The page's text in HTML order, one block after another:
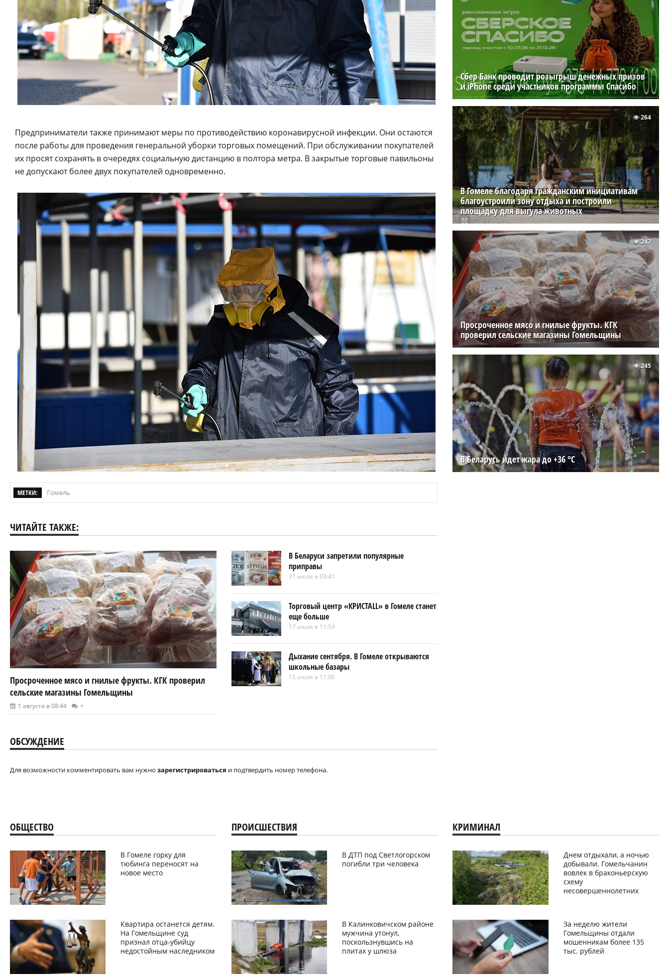
Предприниматели также принимают меры по противодействию коронавирусной инфекции. Они остаются
после работы для проведения генеральной уборки торговых помещений. При обслуживании покупателей
их просят сохранять в очередях социальную дистанцию в полтора метра. В закрытые торговые павильоны
не допускают более двух покупателей одновременно.
МЕТКИ: Гомель
ЧИТАЙТЕ ТАКЖЕ:
Просроченное мясо и гнилые фрукты. КГК проверил
сельские магазины Гомельщины
1 августа в 08:44 +
В Беларуси запретили популярные
приправы
31 июля в 09:41
Торговый центр «КРИСТАLL» в Гомеле станет
еще больше
17 июля в 11:59
Дыхание сентября. В Гомеле открываются
школьные базары
15 июля в 11:06
ОБСУЖДЕНИЕ
Для возможности комментировать вам нужно зарегистрироваться и подтвердить номер телефона.
Сбер Банк проводит розыгрыш денежных призов
и iPhone среди участников программы Спасибо
В Гомеле благодаря гражданским инициативам
благоустроили зону отдыха и построили
площадку для выгула животных
264
Просроченное мясо и гнилые фрукты. КГК
проверил сельские магазины Гомельщины
247
В Беларусь идет жара до +36 °C
245
ОБЩЕСТВО
В Гомеле горку для
тюбинга переносят на
новое место
Квартира останется детям.
На Гомельщине суд
признал отца-убийцу
недостойным наследником
ПРОИСШЕСТВИЯ
В ДТП под Светлогорском
погибли три человека
В Калинковичском районе
мужчина утонул,
поскользнувшись на
плитах у шлюза
КРИМИНАЛ
Днем отдыхали, а ночью
добывали. Гомельчанин
вовлек в браконьерскую
схему
несовершеннолетних
За неделю жители
Гомельщины отдали
мошенникам более 135
тыс. рублей